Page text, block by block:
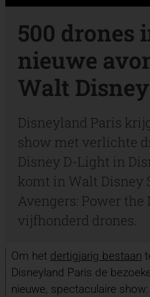
500 drones
nieuwe
Walt
Disneyland Paris
show met verlichte
Disney D-Light in
komt in Walt Disney
Avengers: Power
vijfhonderd drones.
Om het dertigjarig bestaan
Disneyland Paris de
nieuwe, spectaculaire